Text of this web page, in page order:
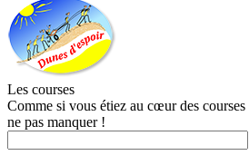
Les courses
Comme si vous étiez au cœur des
ne pas manquer !